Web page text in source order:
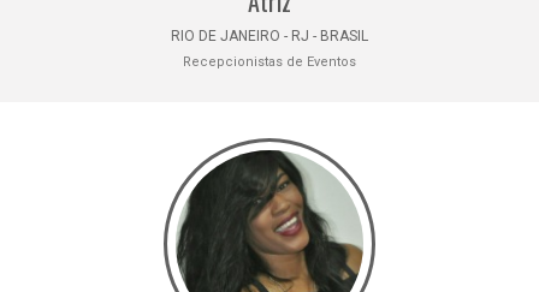
RIO DE JANEIRO - RJ - BRASIL
Recepcionistas de Eventos